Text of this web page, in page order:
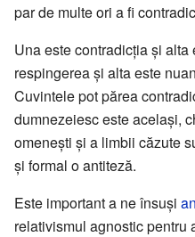
par de multe ori a fi
Una este contradicția și
respingerea și alta este
Cuvintele pot părea
dumnezeiesc este același,
omenești și a limbii căzute
și formal o antiteză.
Este important a ne însuși
relativismul agnostic pentru